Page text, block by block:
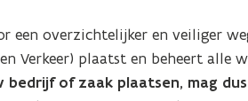
e
n
s
een overzichtelijker en veiliger
Verkeer) plaatst en beheert alle
bedrijf of zaak plaatsen, mag